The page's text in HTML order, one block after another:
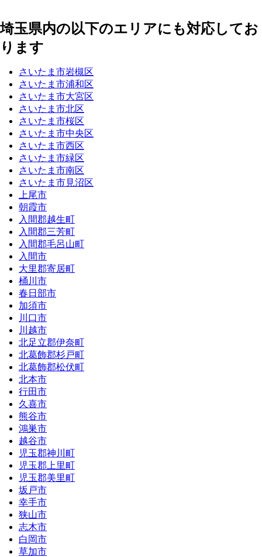
埼玉県内の以下のエリアにも対応してお
ります
さいたま市岩槻区
さいたま市浦和区
さいたま市大宮区
さいたま市北区
さいたま市桜区
さいたま市中央区
さいたま市西区
さいたま市緑区
さいたま市南区
さいたま市見沼区
上尾市
朝霞市
入間郡越生町
入間郡三芳町
入間郡毛呂山町
入間市
大里郡寄居町
桶川市
春日部市
加須市
川口市
川越市
北足立郡伊奈町
北葛飾郡杉戸町
北葛飾郡松伏町
北本市
行田市
久喜市
熊谷市
鴻巣市
越谷市
児玉郡神川町
児玉郡上里町
児玉郡美里町
坂戸市
幸手市
狭山市
志木市
白岡市
草加市